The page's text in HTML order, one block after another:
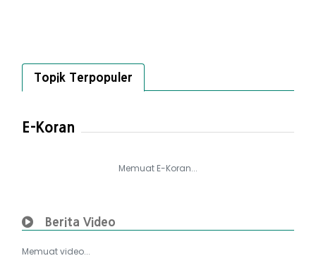
Topik Terpopuler
E-Koran
Memuat E-Koran...
Berita Video
Memuat video...